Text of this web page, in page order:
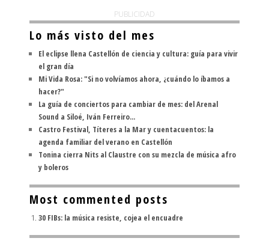
PUBLICIDAD
Lo más visto del mes
El eclipse llena Castellón de ciencia y cultura: guía para vivir
el gran día
Mi Vida Rosa: "Si no volvíamos ahora, ¿cuándo lo íbamos a
hacer?"
La guía de conciertos para cambiar de mes: del Arenal
Sound a Siloé, Iván Ferreiro...
Castro Festival, Títeres a la Mar y cuentacuentos: la
agenda familiar del verano en Castellón
Tonina cierra Nits al Claustre con su mezcla de música afro
y boleros
Most commented posts
30 FIBs: la música resiste, cojea el encuadre